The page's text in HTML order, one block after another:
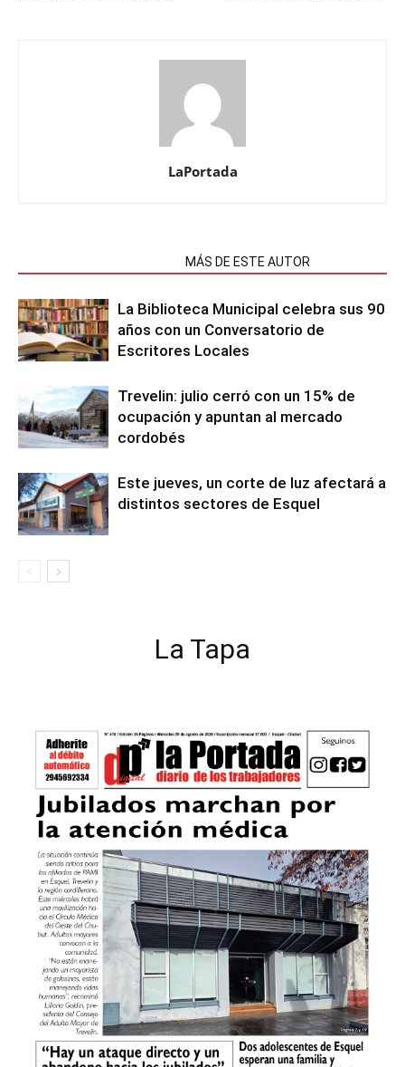
LaPortada
MÁS DE ESTE AUTOR
La Biblioteca Municipal celebra sus 90
años con un Conversatorio de
Escritores Locales
Trevelin: julio cerró con un 15% de
ocupación y apuntan al mercado
cordobés
Este jueves, un corte de luz afectará a
distintos sectores de Esquel
La Tapa